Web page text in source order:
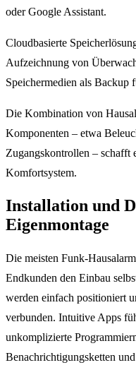
oder Google Assistant.
Cloudbasierte
Aufzeichnung von
Speichermedien als Backup
Die Kombination von
Komponenten – etwa
Zugangskontrollen – schafft
Komfortsystem.
Installation und
Eigenmontage
Die meisten Funk-
Endkunden den Einbau
werden einfach positioniert
verbunden. Intuitive Apps
unkomplizierte
Benachrichtigungsketten